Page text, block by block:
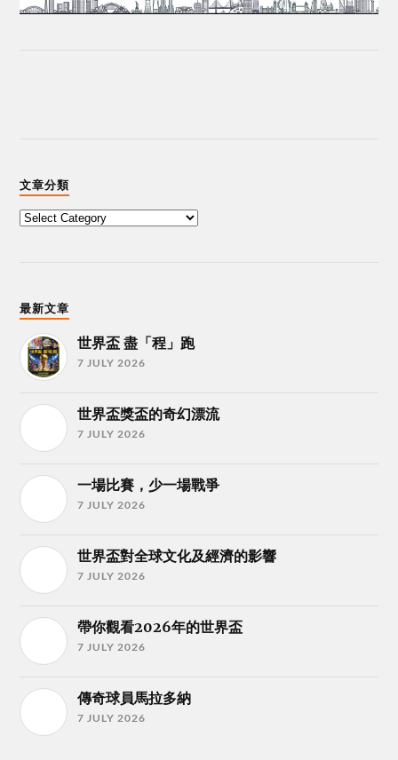
文章分類
最新文章
世界盃 盡「程」跑
7 JULY 2026
世界盃獎盃的奇幻漂流
7 JULY 2026
一場比賽，少一場戰爭
7 JULY 2026
世界盃對全球文化及經濟的影響
7 JULY 2026
帶你觀看2026年的世界盃
7 JULY 2026
傳奇球員馬拉多納
7 JULY 2026